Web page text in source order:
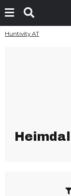
Huntivity AT
Heimdall